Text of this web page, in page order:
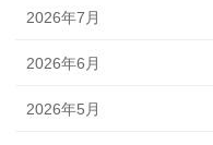
2026年7月
2026年6月
2026年5月